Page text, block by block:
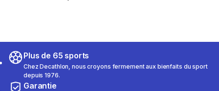
Plus de 65 sports
Chez Decathlon, nous croyons fermement aux bienfaits du sport
depuis 1976.
Garantie